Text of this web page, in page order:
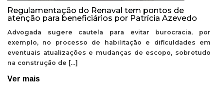
Regulamentação do Renaval tem pontos de
atenção para beneficiários por Patrícia Azevedo
Advogada sugere cautela para evitar burocracia, por
exemplo, no processo de habilitação e dificuldades em
eventuais atualizações e mudanças de escopo, sobretudo
na construção de […]
Ver mais